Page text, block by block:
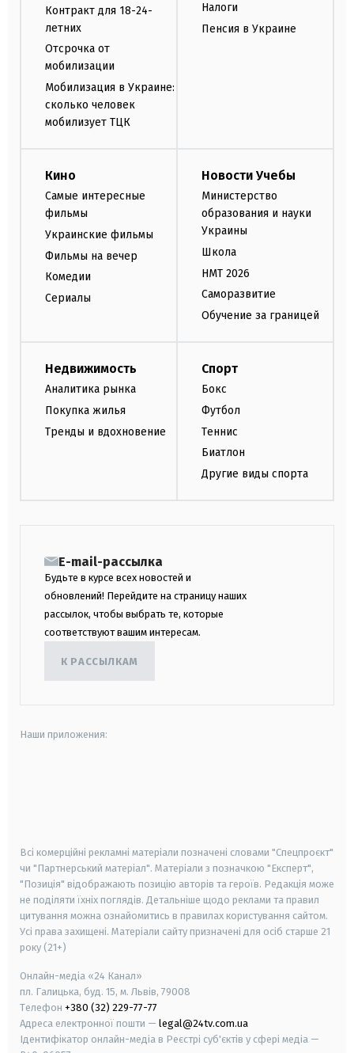
Контракт для 18-24-
летних
Отсрочка от
мобилизации
Мобилизация в Украине:
сколько человек
мобилизует ТЦК
Налоги
Пенсия в Украине
Кино
Самые интересные
фильмы
Украинские фильмы
Фильмы на вечер
Комедии
Сериалы
Новости Учебы
Министерство
образования и науки
Украины
Школа
НМТ 2026
Саморазвитие
Обучение за границей
Недвижимость
Аналитика рынка
Покупка жилья
Тренды и вдохновение
Спорт
Бокс
Футбол
Теннис
Биатлон
Другие виды спорта
E-mail-рассылка
Будьте в курсе всех новостей и
обновлений! Перейдите на страницу наших
рассылок, чтобы выбрать те, которые
соответствуют вашим интересам.
К РАССЫЛКАМ
Наши приложения:
Всі комерційні рекламні матеріали позначені словами "Спецпроєкт"
чи "Партнерський матеріал". Матеріали з позначкою "Експерт",
"Позиція" відображають позицію авторів та героїв. Редакція може
не поділяти їхніх поглядів. Детальніше щодо реклами та правил
цитування можна ознайомитись в правилах користування сайтом.
Усі права захищені. Матеріали сайту призначені для осіб старше 21
року (21+)
Онлайн-медіа «24 Канал»
пл. Галицька, буд. 15, м. Львів, 79008
Телефон +380 (32) 229-77-77
Адреса електронної пошти — legal@24tv.com.ua
Ідентифікатор онлайн-медіа в Реєстрі суб'єктів у сфері медіа —